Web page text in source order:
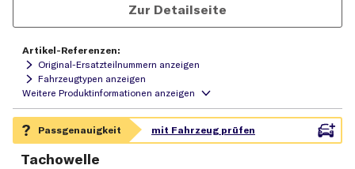
Zur Detailseite
Artikel-Referenzen:
Original-Ersatzteilnummern anzeigen
Fahrzeugtypen anzeigen
Tachowelle